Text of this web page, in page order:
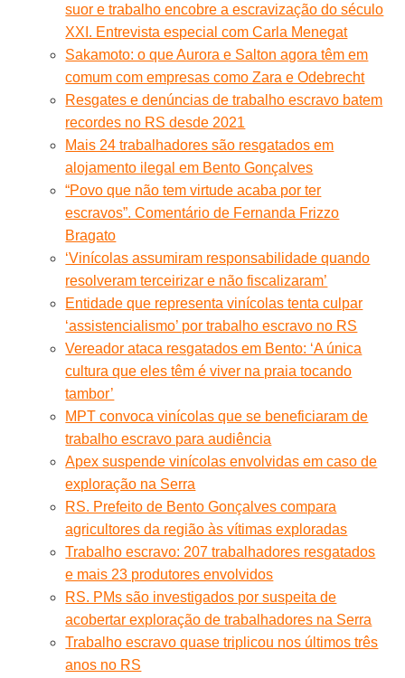
suor e trabalho encobre a escravização do século
XXI. Entrevista especial com Carla Menegat
Sakamoto: o que Aurora e Salton agora têm em
comum com empresas como Zara e Odebrecht
Resgates e denúncias de trabalho escravo batem
recordes no RS desde 2021
Mais 24 trabalhadores são resgatados em
alojamento ilegal em Bento Gonçalves
“Povo que não tem virtude acaba por ter
escravos”. Comentário de Fernanda Frizzo
Bragato
‘Vinícolas assumiram responsabilidade quando
resolveram terceirizar e não fiscalizaram’
Entidade que representa vinícolas tenta culpar
‘assistencialismo’ por trabalho escravo no RS
Vereador ataca resgatados em Bento: ‘A única
cultura que eles têm é viver na praia tocando
tambor’
MPT convoca vinícolas que se beneficiaram de
trabalho escravo para audiência
Apex suspende vinícolas envolvidas em caso de
exploração na Serra
RS. Prefeito de Bento Gonçalves compara
agricultores da região às vítimas exploradas
Trabalho escravo: 207 trabalhadores resgatados
e mais 23 produtores envolvidos
RS. PMs são investigados por suspeita de
acobertar exploração de trabalhadores na Serra
Trabalho escravo quase triplicou nos últimos três
anos no RS